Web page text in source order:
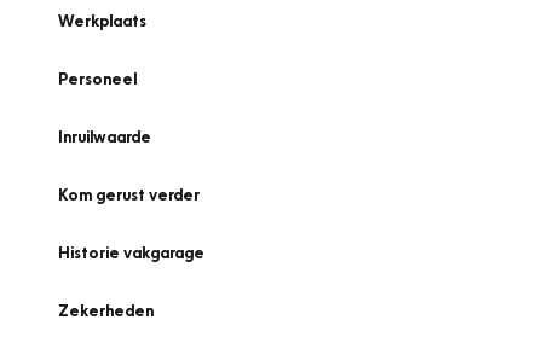
Werkplaats
Personeel
Inruilwaarde
Kom gerust verder
Historie vakgarage
Zekerheden